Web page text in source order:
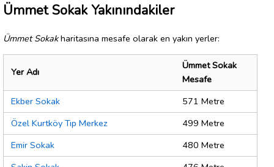
Ümmet Sokak Yakınındakiler
Ümmet Sokakharitasına mesafe olarak en yakın yerler:
Yer Adı
Ümmet Sokak
Mesafe
Ekber Sokak
571 Metre
Özel Kurtköy Tıp Merkez
499 Metre
Emir Sokak
480 Metre